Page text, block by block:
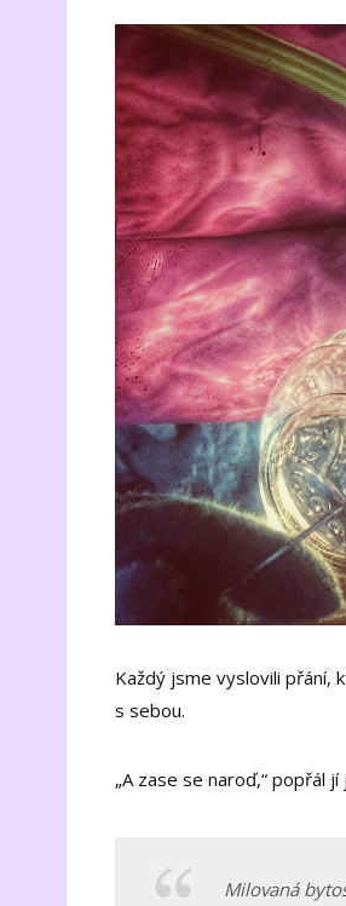
Každý jsme vyslovili přání,
s sebou.
„A zase se naroď,“ popřál
Milovaná